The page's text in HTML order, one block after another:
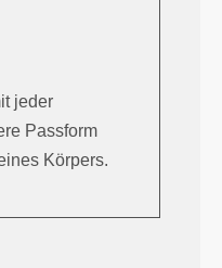
jeder
Passform
Körpers.